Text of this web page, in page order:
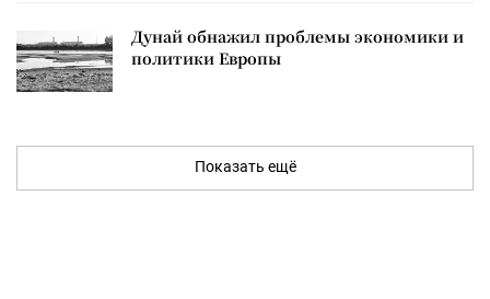
Дунай обнажил проблемы экономики и
политики Европы
Показать ещё